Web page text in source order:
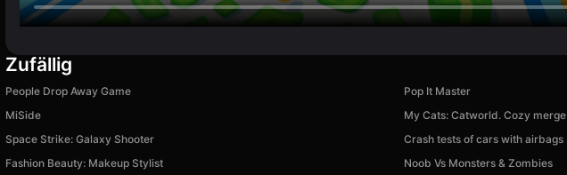
Zufällig
People Drop Away Game Pop It Master
MiSide
My Cats: Catworld. Сozy merge
Space Strike: Galaxy Shooter
Crash tests of cars with airbags
Fashion Beauty: Makeup Stylist
Noob Vs Monsters & Zombies